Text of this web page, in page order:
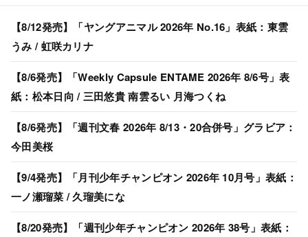
【8/12発売】「ヤングアニマル 2026年 No.16」表紙：東雲
うみ / 虹咲カリナ
【8/6発売】「Weekly Capsule ENTAME 2026年 8/6号」表
紙：松本日向 / 三田悠貴 南雲るい 月海つくね
【8/6発売】「週刊文春 2026年 8/13・20合併号」グラビア：
今田美桜
【9/4発売】「月刊少年チャンピオン 2026年 10月号」表紙：
一ノ瀬瑠菜 / 久瑠美にな
【8/20発売】「週刊少年チャンピオン 2026年 38号」表紙：